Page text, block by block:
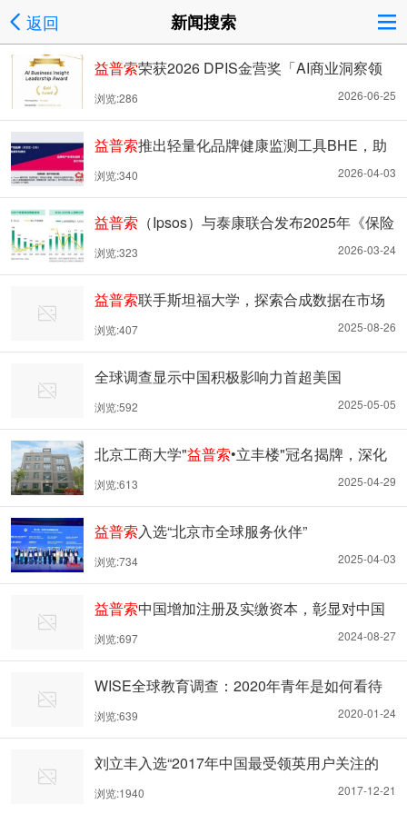
返回 新闻搜索
益普索荣获2026 DPIS金营奖「AI商业洞察领
航奖」金奖
2026-06-25
浏览:286
益普索推出轻量化品牌健康监测工具BHE，助
力中小品牌应对复杂市场
2026-04-03
浏览:340
益普索 （Ipsos）与泰康联合发布2025年《保险
合伙人白皮书》之绩优组织深度洞察报告2026-03-24
浏览:323
益普索联手斯坦福大学，探索合成数据在市场
研究中的未来
2025-08-26
浏览:407
全球调查显示中国积极影响力首超美国
2025-05-05
浏览:592
北京工商大学"益普索•立丰楼"冠名揭牌，深化
校企合作共育数据智能科学未来
2025-04-29
浏览:613
益普索入选“北京市全球服务伙伴”
2025-04-03
浏览:734
益普索中国增加注册及实缴资本，彰显对中国
市场的坚定信心
2024-08-27
浏览:697
WISE全球教育调查：2020年青年是如何看待
对他们教育和未来
2020-01-24
浏览:639
刘立丰入选“2017年中国最受领英用户关注的
CEO”
2017-12-21
浏览:1940